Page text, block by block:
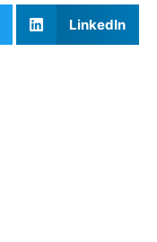
LinkedIn